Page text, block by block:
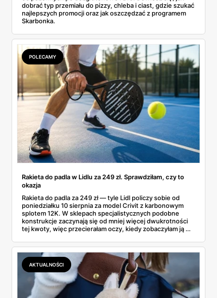
dobrać typ przemiału do pizzy, chleba i ciast, gdzie szukać
najlepszych promocji oraz jak oszczędzać z programem
Skarbonka.
POLECAMY
Rakieta do padla w Lidlu za 249 zł. Sprawdziłam, czy to
okazja
Rakieta do padla za 249 zł — tyle Lidl policzy sobie od
poniedziałku 10 sierpnia za model Crivit z karbonowym
splotem 12K. W sklepach specjalistycznych podobne
konstrukcje zaczynają się od mniej więcej dwukrotności
tej kwoty, więc przecierałam oczy, kiedy zobaczyłam ją w
najszybciej rosnący sport w Polsce: kortów przybywa
lawinowo, a chętnych jeszcze szybciej. Sprawdziłam, co
dokładnie dostajemy za te pieniądze i komu taka rakieta
faktycznie wystarczy.
AKTUALNOŚCI